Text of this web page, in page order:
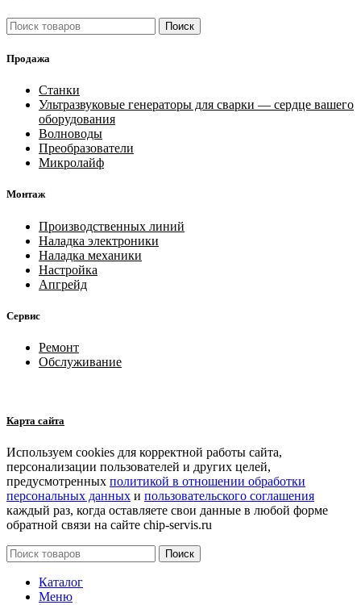
Поиск
Продажа
Станки
Ультразвуковые генераторы для сварки — сердце вашего
оборудования
Волноводы
Преобразователи
Микролайф
Монтаж
Производственных линий
Наладка электроники
Наладка механики
Настройка
Апгрейд
Сервис
Ремонт
Обслуживание
Карта сайта
Используем cookies для корректной работы сайта,
персонализации пользователей и других целей,
предусмотренных политикой в отношении обработки
персональных данных и пользовательского соглашения
каждый раз, когда оставляете свои данные в любой форме
обратной связи на сайте chip-servis.ru
Поиск
Каталог
Меню